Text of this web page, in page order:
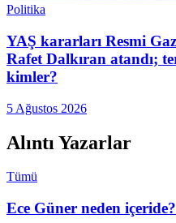
Politika
YAŞ kararları Resmi
Rafet Dalkıran atandı;
kimler?
5 Ağustos 2026
Alıntı Yazarlar
Tümü
Ece Güner neden içeride?